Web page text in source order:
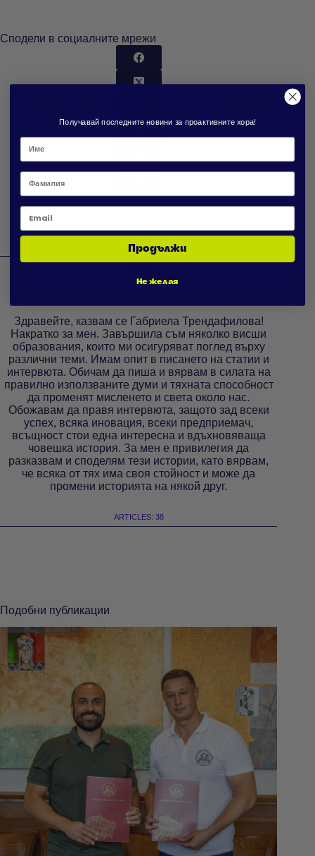
Сподели в социалните мрежи
Здравейте, казвам се Габриела Трендафилова!
Накратко за мен. Завършила съм няколко висши
образования, които ми осигуряват поглед върху
различни теми. Имам опит в писането на статии и
интервюта. Обичам да пиша и вярвам в силата на
правилно използваните думи и тяхната способност
да променят мисленето и света около нас.
Обожавам да правя интервюта, защото зад всеки
успех, всяка иновация, всеки предприемач,
всъщност стои една интересна и вдъхновяваща
човешка история. За мен е привилегия да
разказвам и споделям тези истории, като вярвам,
че всяка от тях има своя стойност и може да
промени историята на някой друг.
ARTICLES: 38
Подобни публикации
Стани част от общността на Varnapreneurs
Получавай последните новини за проактивните хора!
Фамилия
Email
Продължи
Не желая